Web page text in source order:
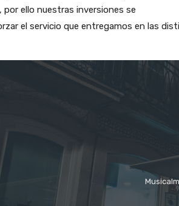
por ello nuestras inversiones se
el servicio que entregamos en las